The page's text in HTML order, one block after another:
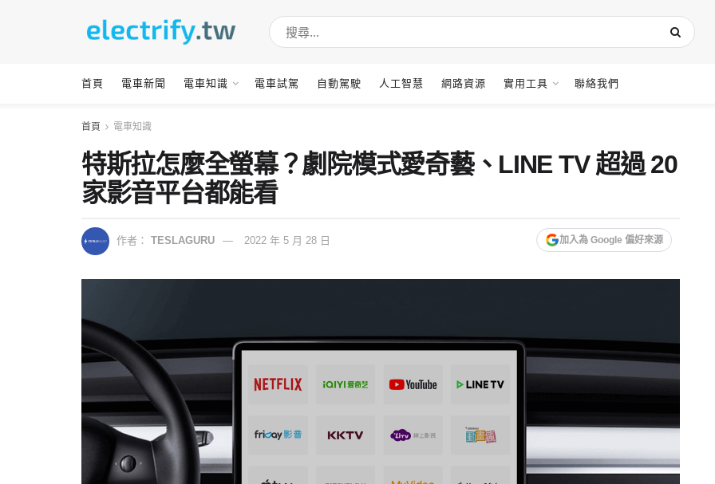
首頁 電車新聞 電車知識 電車試駕 自動駕駛 人工智慧 網路資源 實用工具 聯絡我們
首頁 電車知識
特斯拉怎麼全螢幕？劇院模式愛奇藝、LINE TV 超過 20
家影音平台都能看
作者： TESLAGURU 2022 年 5 月 28 日 加入為 Google 偏好來源